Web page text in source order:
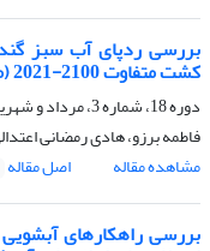
بررسی ردپای آب سبز
کشت متفاوت 2100-2021 (مطالعه موردی: دشت قزوین)
دوره 18، شماره 3، مرداد و شهریور 1403، صفحه
فاطمه برزو، هادی رمضانی
مشاهده مقاله
اصل مقاله
بررسی راهکارهای